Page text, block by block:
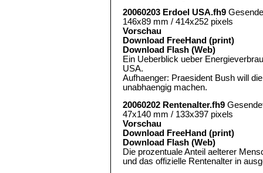
20060203 Erdoel USA.fh9
146x89 mm / 414x252 pixels
Vorschau
Download FreeHand (print)
Download Flash (Web)
Ein Ueberblick ueber
USA.
Aufhaenger: Praesident Bush will
unabhaengig machen.
20060202 Rentenalter.fh9
47x140 mm / 133x397 pixels
Vorschau
Download FreeHand (print)
Download Flash (Web)
Die prozentuale Anteil aelterer
und das offizielle Rentenalter in